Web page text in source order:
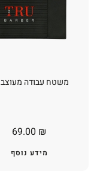
משטח עבודה מעוצב T3
69.00 ₪
מידע נוסף